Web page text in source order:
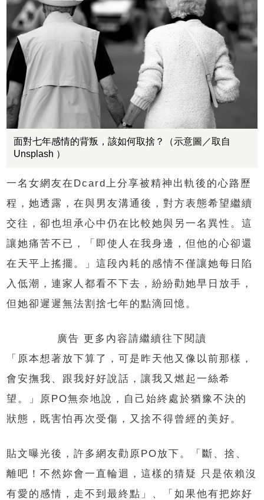
面對七年感情的背叛，該如何取捨？（示意圖／取自
Unsplash ）
一名女網友在Dcard上分享被精神出軌後的心路歷
程，她透露，在與男友溝通後，對方表態希望繼續
交往，卻也坦承心中仍在比較她與另一名異性。這
讓她痛苦不已，「即使人在我身邊，但他的心卻還
在天平上搖擺。」這段內耗的感情不僅讓她每日陷
入低潮，連家人都看不下去，紛紛勸她早日放手，
但她卻遲遲無法割捨七年的點滴回憶。
廣告 更多內容請繼續往下閱讀
「原本想著放下算了，可是昨天他又像以前那樣，
會安撫我、跟我好好說話，讓我又燃起一絲希
望。」原PO無奈地說，自己始終處於猶豫不決的
狀態，既害怕再次受傷，又捨不得曾經的美好。
貼文曝光後，許多網友勸原PO放下。「斷、捨、
離吧！不然妳會一直輪迴，這樣的猜疑 只是依賴沒
有愛的感情，走不到最終點」、「如果他有把妳好